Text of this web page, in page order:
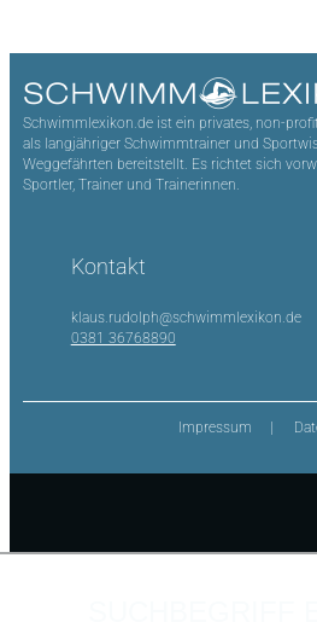
Schwimmlexikon.de ist ein privates, non-
als langjähriger Schwimmtrainer und
Weggefährten bereitstellt. Es richtet sich
Sportler, Trainer und Trainerinnen.
Kontakt
klaus.rudolph@schwimmlexikon.de
0381 36768890
Impressum